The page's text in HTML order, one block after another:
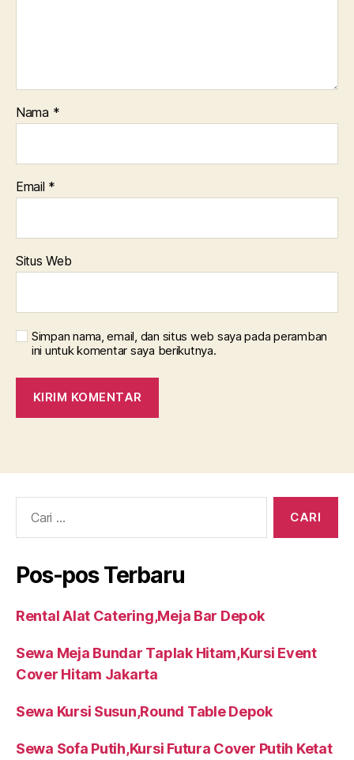
Nama *
Email *
Situs Web
Simpan nama, email, dan situs web saya pada peramban
ini untuk komentar saya berikutnya.
Pos-pos Terbaru
Rental Alat Catering,Meja Bar Depok
Sewa Meja Bundar Taplak Hitam,Kursi Event
Cover Hitam Jakarta
Sewa Kursi Susun,Round Table Depok
Sewa Sofa Putih,Kursi Futura Cover Putih Ketat